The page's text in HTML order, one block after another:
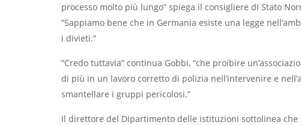
processo molto più lungo” spiega il consigliere di Stato
“Sappiamo bene che in Germania esiste una legge
i divieti.”
“Credo tuttavia” continua Gobbi, “che proibire
di più in un lavoro corretto di polizia nell’intervenire e
smantellare i gruppi pericolosi.”
Il direttore del Dipartimento delle istituzioni sottolinea che